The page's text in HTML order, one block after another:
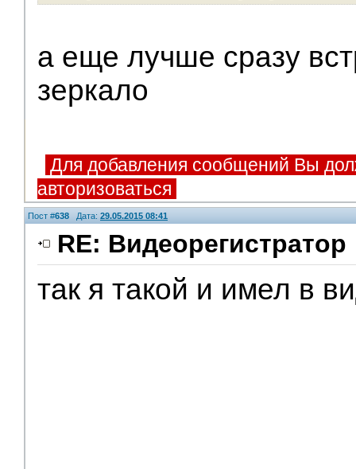
а еще лучше сразу
зеркало
Для добавления сообщений Вы
авторизоваться
Пост #638 Дата: 29.05.2015 08:41
RE: Видеорегистратор
так я такой и имел в